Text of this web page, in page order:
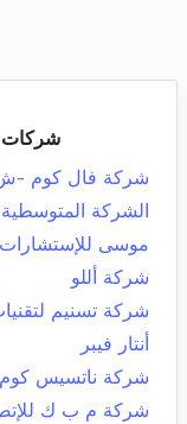
شركات
شركة فال كوم -
الشركة المتوسطية
موسى للإستشارات
شركة أللو
شركة تسنيم
أنتار فيبر
شركة ناتسيس كوم
شركة م ب ك